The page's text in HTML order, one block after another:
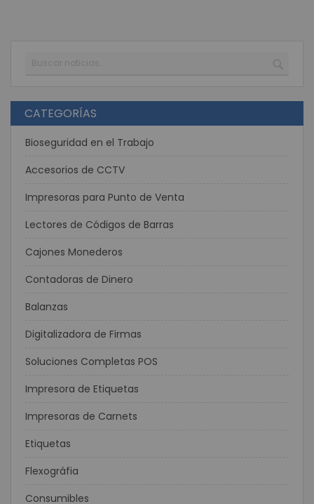
Buscar
CATEGORÍAS
Bioseguridad en el Trabajo
Accesorios de CCTV
Impresoras para Punto de Venta
Lectores de Códigos de Barras
Cajones Monederos
Contadoras de Dinero
Balanzas
Digitalizadora de Firmas
Soluciones Completas POS
Impresora de Etiquetas
Impresoras de Carnets
Etiquetas
Flexográfia
Consumibles